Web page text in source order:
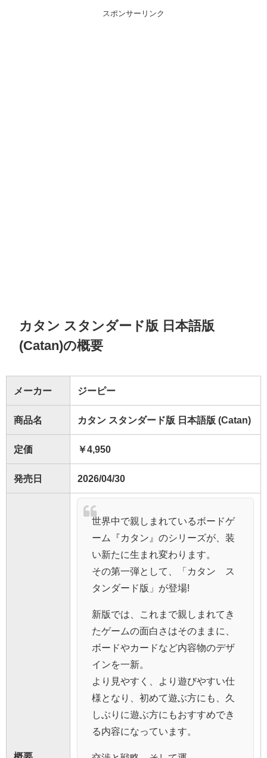
スポンサーリンク
カタン スタンダード版 日本語版
(Catan)の概要
メーカー ジーピー
商品名 カタン スタンダード版 日本語版 (Catan)
定価 ￥4,950
発売日 2026/04/30
世界中で親しまれているボードゲ
ーム『カタン』のシリーズが、装
い新たに生まれ変わります。
その第一弾として、「カタン ス
タンダード版」が登場!
新版では、これまで親しまれてき
たゲームの面白さはそのままに、
ボードやカードなど内容物のデザ
インを一新。
より見やすく、より遊びやすい仕
様となり、初めて遊ぶ方にも、久
しぶりに遊ぶ方にもおすすめでき
る内容になっています。